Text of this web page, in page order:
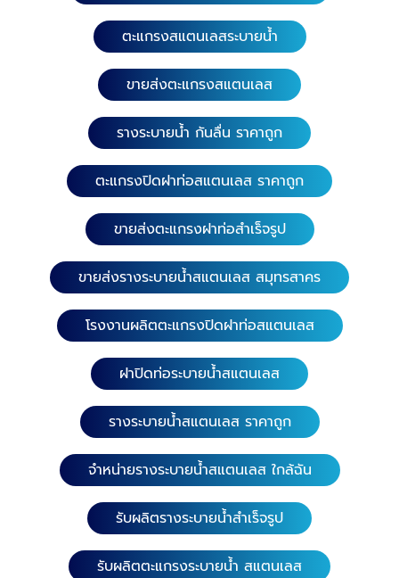
ตะแกรงสแตนเลสระบายน้ำ
ขายส่งตะแกรงสแตนเลส
รางระบายน้ำ กันลื่น ราคาถูก
ตะแกรงปิดฝาท่อสแตนเลส ราคาถูก
ขายส่งตะแกรงฝาท่อสำเร็จรูป
ขายส่งรางระบายน้ำสแตนเลส สมุทรสาคร
โรงงานผลิตตะแกรงปิดฝาท่อสแตนเลส
ฝาปิดท่อระบายน้ำสแตนเลส
รางระบายน้ำสแตนเลส ราคาถูก
จำหน่ายรางระบายน้ำสแตนเลส ใกล้ฉัน
รับผลิตรางระบายน้ำสำเร็จรูป
รับผลิตตะแกรงระบายน้ำ สแตนเลส